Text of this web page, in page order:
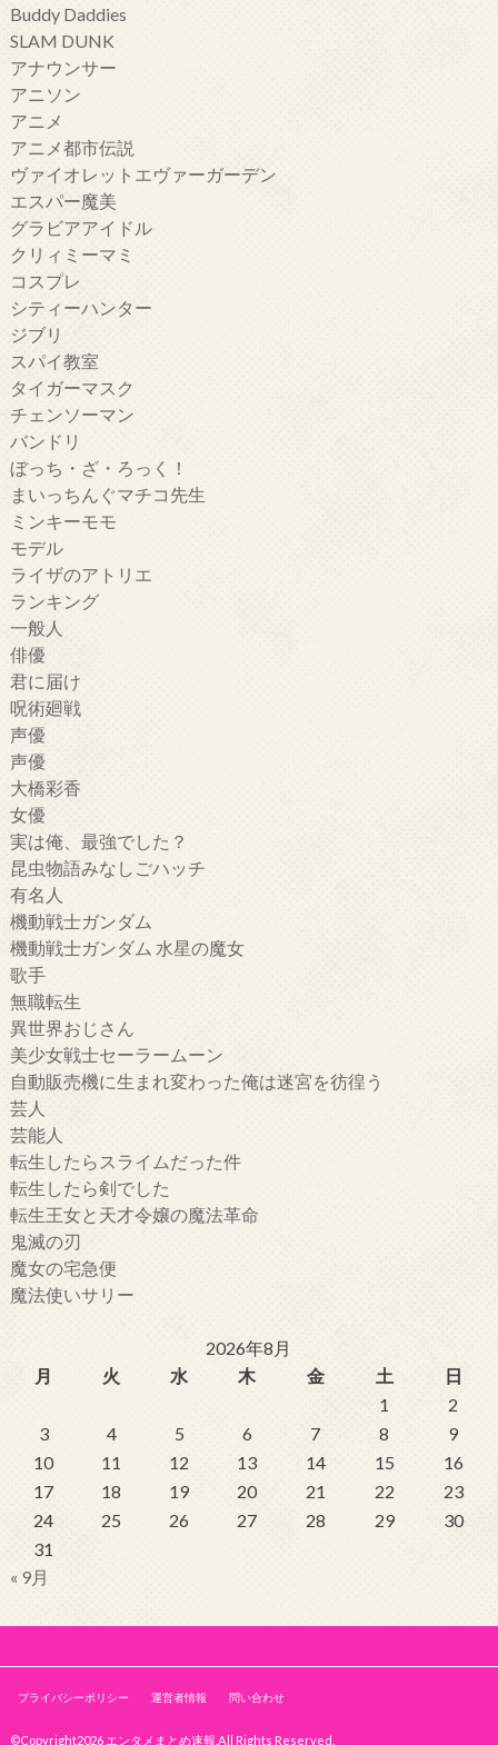
Buddy Daddies
SLAM DUNK
アナウンサー
アニソン
アニメ
アニメ都市伝説
ヴァイオレットエヴァーガーデン
エスパー魔美
グラビアアイドル
クリィミーマミ
コスプレ
シティーハンター
ジブリ
スパイ教室
タイガーマスク
チェンソーマン
バンドリ
ぼっち・ざ・ろっく！
まいっちんぐマチコ先生
ミンキーモモ
モデル
ライザのアトリエ
ランキング
一般人
俳優
君に届け
呪術廻戦
声優
声優
大橋彩香
女優
実は俺、最強でした？
昆虫物語みなしごハッチ
有名人
機動戦士ガンダム
機動戦士ガンダム 水星の魔女
歌手
無職転生
異世界おじさん
美少女戦士セーラームーン
自動販売機に生まれ変わった俺は迷宮を彷徨う
芸人
芸能人
転生したらスライムだった件
転生したら剣でした
転生王女と天才令嬢の魔法革命
鬼滅の刃
魔女の宅急便
魔法使いサリー
2026年8月
月
火 水 木 金 土
日
1
2
3
4 5 6 7 8
9
10
11 12 13 14 15
16
17
18 19 20 21 22
23
24
25 26 27 28 29
30
31
« 9月
プライバシーポリシー 運営者情報 問い合わせ
©Copyright2026 エンタメまとめ速報 .All Rights Reserved.